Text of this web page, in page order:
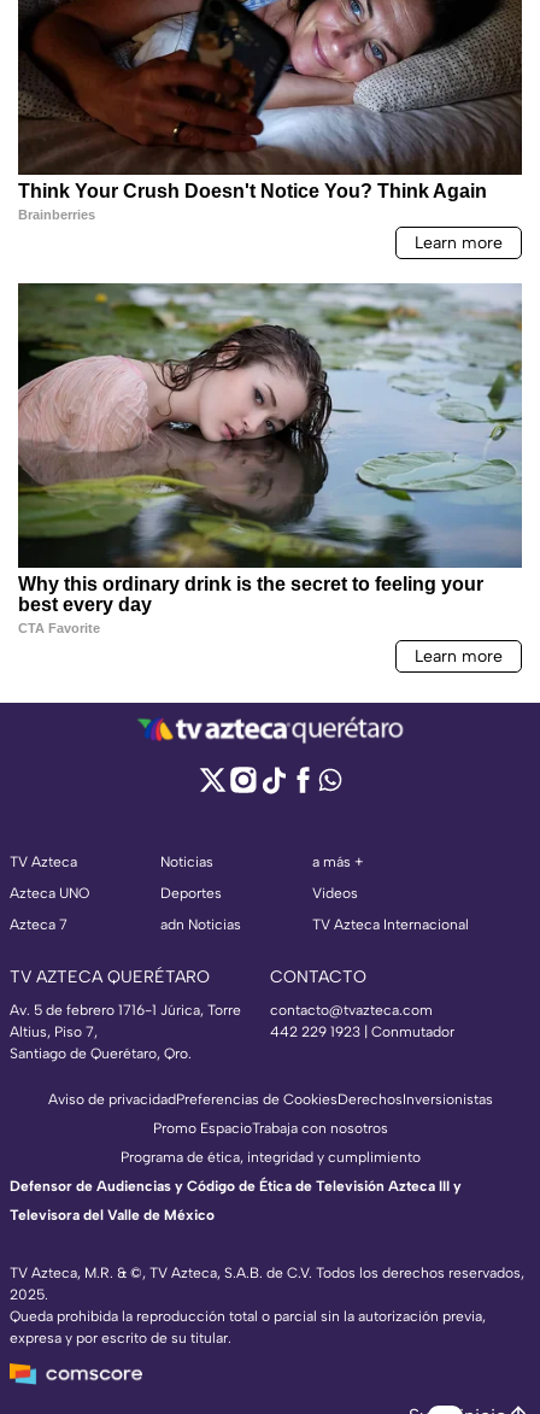
TV Azteca
Azteca UNO
Azteca 7
Noticias
Deportes
adn Noticias
a más +
Videos
TV Azteca Internacional
TV AZTECA QUERÉTARO
Av. 5 de febrero 1716-1 Júrica, Torre
Altius, Piso 7,
Santiago de Querétaro, Qro.
CONTACTO
contacto@tvazteca.com
442 229 1923 | Conmutador
TV Azteca, M.R. & ©, TV Azteca, S.A.B. de C.V. Todos los derechos reservados,
2025.
Queda prohibida la reproducción total o parcial sin la autorización previa,
expresa y por escrito de su titular.
Aviso de privacidadPreferencias de CookiesDerechosInversionistas
Promo EspacioTrabaja con nosotros
Programa de ética, integridad y cumplimiento
Defensor de Audiencias y Código de Ética de Televisión Azteca III y
Televisora del Valle de México